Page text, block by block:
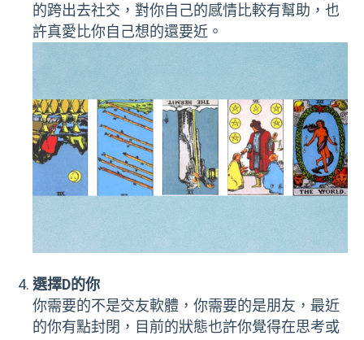
的跨出去社交，對你自己的感情比較有幫助，也
許真愛比你自己想的還要近。
選擇D的你
你需要的不是交友軟體，你需要的是朋友，最近
的你有點封閉，目前的狀態也許你覺得在思考或